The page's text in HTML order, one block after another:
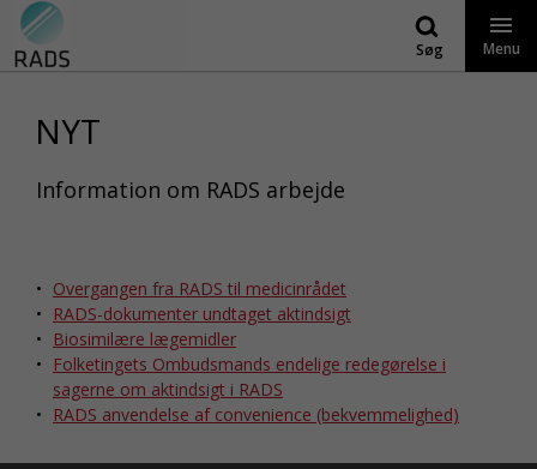
Gå
indhold
Søg Menu
NYT
Information om RADS arbejde
Overgangen fra RADS til medicinrådet
RADS-dokumenter undtaget aktindsigt
Biosimilære lægemidler
Folketingets Ombudsmands endelige redegørelse i
sagerne om aktindsigt i RADS
RADS anvendelse af convenience (bekvemmelighed)